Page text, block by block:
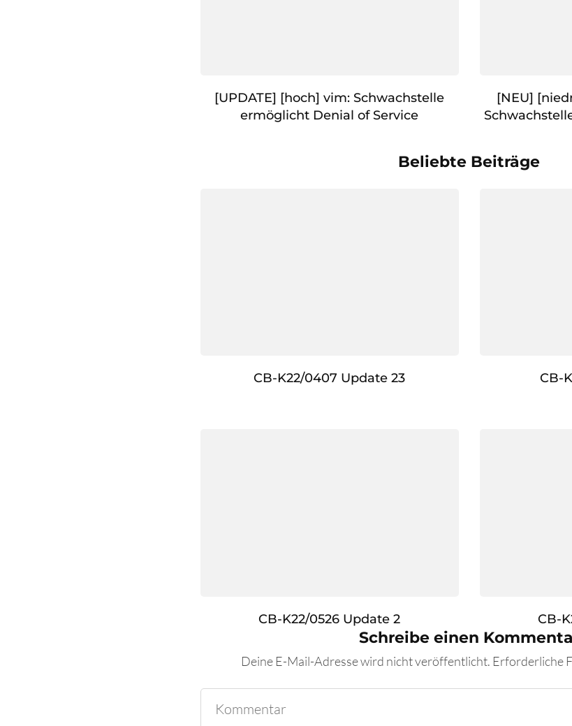
[UPDATE] [hoch] vim: Schwachstelle
ermöglicht Denial of Service
[NEU]
Beliebte Beiträge
CB-K22/0407 Update 23 CB-
CB-K22/0526 Update 2 CB-
Schreibe einen
Deine E-Mail-Adresse wird nicht veröffentlicht. Erforderliche